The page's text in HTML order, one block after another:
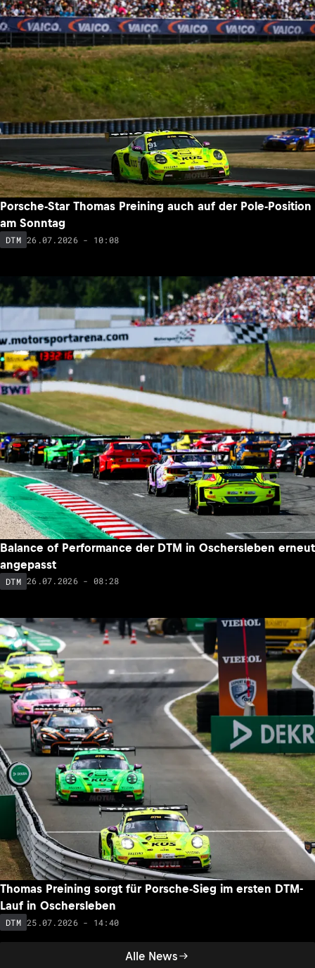
Alle News
Porsche-Star Thomas Preining auch auf der Pole-Position
am Sonntag
DTM 26.07.2026 - 10:08
Balance of Performance der DTM in Oschersleben erneut
angepasst
DTM 26.07.2026 - 08:28
Thomas Preining sorgt für Porsche-Sieg im ersten DTM-
Lauf in Oschersleben
DTM 25.07.2026 - 14:40